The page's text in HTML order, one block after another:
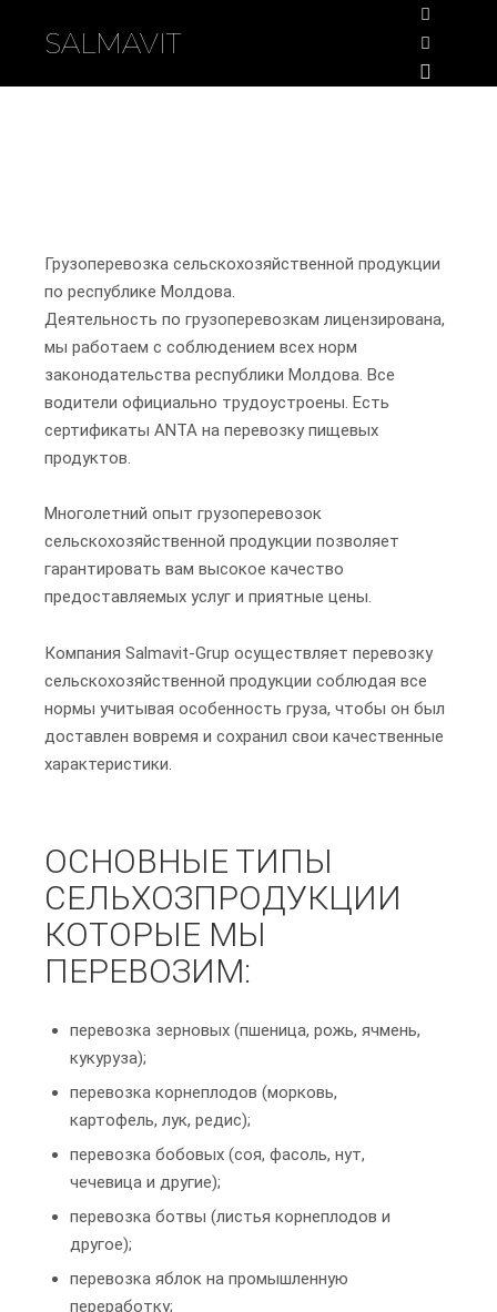
SALMAVIT
Найти
Больше
ГРУЗОПЕРЕВОЗКА
Грузоперевозка сельскохозяйственной продукции
по республике Молдова.
Деятельность по грузоперевозкам лицензирована,
мы работаем с соблюдением всех норм
законодательства республики Молдова. Все
водители официально трудоустроены. Есть
сертификаты ANTA на перевозку пищевых
продуктов.
Многолетний опыт грузоперевозок
сельскохозяйственной продукции позволяет
гарантировать вам высокое качество
предоставляемых услуг и приятные цены.
Компания Salmavit-Grup осуществляет перевозку
сельскохозяйственной продукции соблюдая все
нормы учитывая особенность груза, чтобы он был
доставлен вовремя и сохранил свои качественные
характеристики.
ОСНОВНЫЕ ТИПЫ
СЕЛЬХОЗПРОДУКЦИИ
КОТОРЫЕ МЫ
ПЕРЕВОЗИМ:
перевозка зерновых (пшеница, рожь, ячмень,
кукуруза);
перевозка корнеплодов (морковь,
картофель, лук, редис);
перевозка бобовых (соя, фасоль, нут,
чечевица и другие);
перевозка ботвы (листья корнеплодов и
другое);
перевозка яблок на промышленную
переработку;